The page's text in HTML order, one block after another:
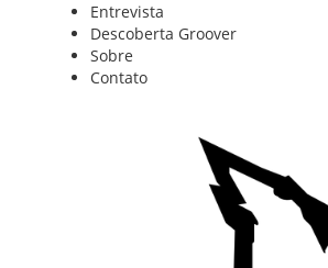
Entrevista
Descoberta Groover
Sobre
Contato